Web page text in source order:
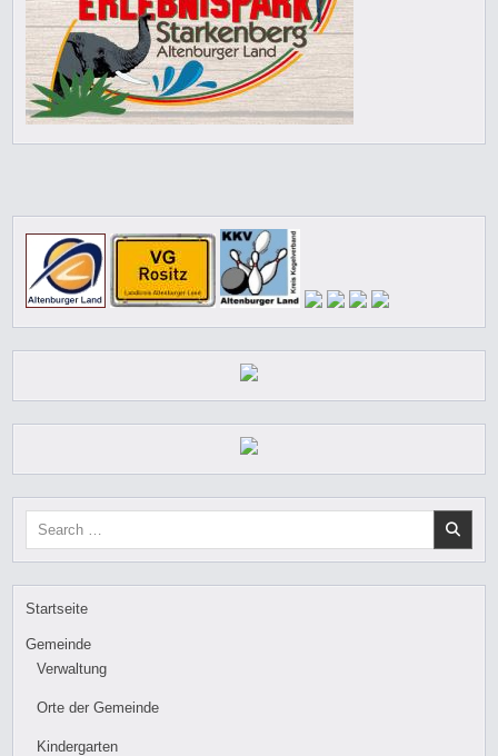
Search
Startseite
Gemeinde
Verwaltung
Orte der Gemeinde
Kindergarten